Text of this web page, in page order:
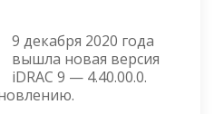
V
4.40.00.00
ОТ
9
9 декабря 2020 года
вышла новая версия
iDRAC 9 — 4.40.00.0.